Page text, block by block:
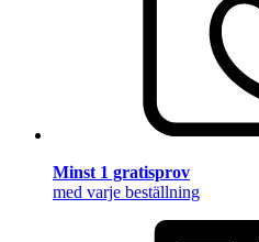
Minst 1 gratisprov
med varje beställning